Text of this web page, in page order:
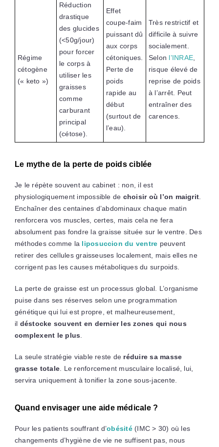
Régime
cétogène
(« keto »)
Réduction
drastique
des glucides
(<50g/jour)
pour forcer
le corps à
utiliser les
graisses
comme
carburant
principal
(cétose).
Effet
coupe-faim
puissant dû
aux corps
cétoniques.
Perte de
poids
rapide au
début
(surtout de
l’eau).
Très restrictif et
difficile à suivre
socialement.
Selon l’INRAE
risque élevé de
reprise de poids
à l’arrêt. Peut
entraîner des
carences.
Le mythe de la perte de poids ciblée
Je le répète souvent au cabinet : non, il est
physiologiquement impossible de choisir où l’on maigrit
Enchaîner des centaines d’abdominaux chaque matin
renforcera vos muscles, certes, mais cela ne fera
absolument pas fondre la graisse située sur le ventre. Des
méthodes comme la liposuccion du ventre peuvent
retirer des cellules graisseuses localement, mais elles ne
corrigent pas les causes métaboliques du surpoids.
La perte de graisse est un processus global. L’organisme
puise dans ses réserves selon une programmation
génétique qui lui est propre, et malheureusement,
il déstocke souvent en dernier les zones qui nous
complexent le plus
La seule stratégie viable reste de réduire sa masse
grasse totale . Le renforcement musculaire localisé, lui,
servira uniquement à tonifier la zone sous-jacente.
Quand envisager une aide médicale ?
Pour les patients souffrant d’obésité(IMC > 30) où les
changements d’hygiène de vie ne suffisent pas, nous